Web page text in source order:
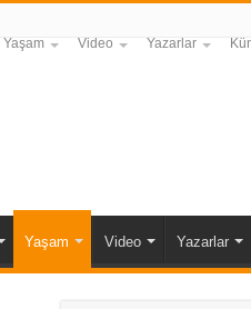
Yaşam Video Yazarlar
Yaşam Video Yazarlar